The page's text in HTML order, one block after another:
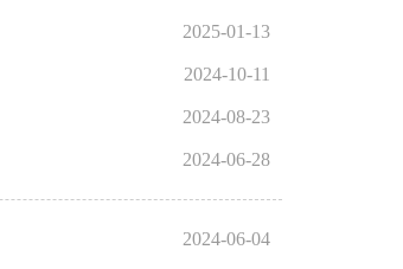
2025-01-13
2024-10-11
2024-08-23
2024-06-28
2024-06-04